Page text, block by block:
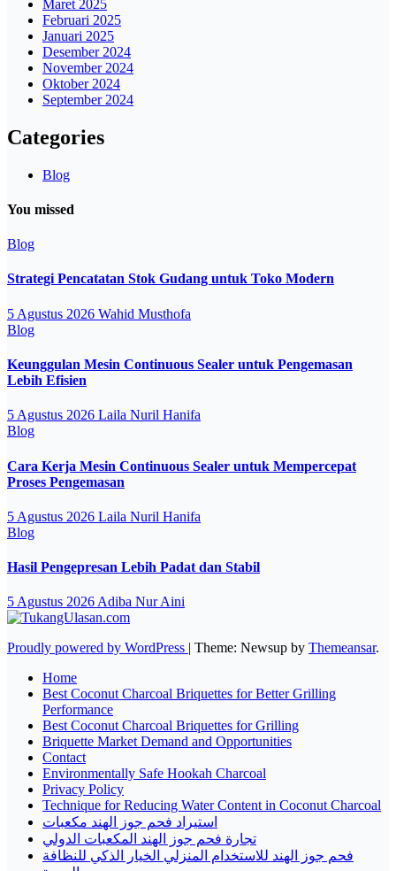
Maret 2025
Februari 2025
Januari 2025
Desember 2024
November 2024
Oktober 2024
September 2024
Categories
Blog
You missed
Blog
Strategi Pencatatan Stok Gudang untuk Toko Modern
5 Agustus 2026 Wahid Musthofa
Blog
Keunggulan Mesin Continuous Sealer untuk Pengemasan
Lebih Efisien
5 Agustus 2026 Laila Nuril Hanifa
Blog
Cara Kerja Mesin Continuous Sealer untuk Mempercepat
Proses Pengemasan
5 Agustus 2026 Laila Nuril Hanifa
Blog
Hasil Pengepresan Lebih Padat dan Stabil
5 Agustus 2026 Adiba Nur Aini
Proudly powered by WordPress | Theme: Newsup by Themeansar.
Home
Best Coconut Charcoal Briquettes for Better Grilling
Performance
Best Coconut Charcoal Briquettes for Grilling
Briquette Market Demand and Opportunities
Contact
Environmentally Safe Hookah Charcoal
Privacy Policy
Technique for Reducing Water Content in Coconut Charcoal
استيراد فحم جوز الهند مكعبات
تجارة فحم جوز الهند المكعبات الدولي
فحم جوز الهند للاستخدام المنزلي الخيار الذكي للنظافة